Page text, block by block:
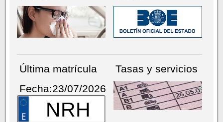
Última matrícula
Fecha:23/07/2026
NRH
Tasas y servicios